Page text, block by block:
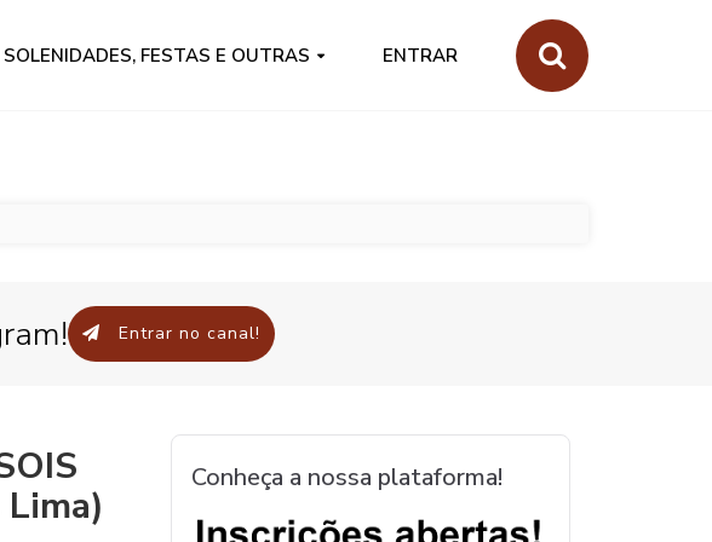
SOLENIDADES, FESTAS E OUTRAS ENTRAR
Entrar no canal!
Conheça a nossa plataforma!